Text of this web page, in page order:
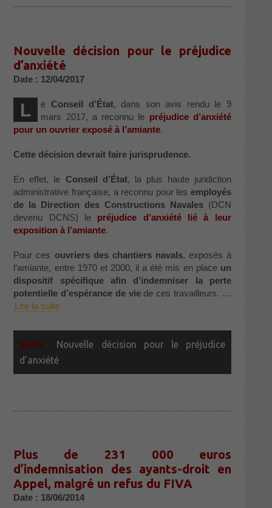
Nouvelle décision pour le préjudice
d’anxiété
Date : 12/04/2017
L e Conseil d’État, dans son avis rendu le 9
mars 2017, a reconnu le préjudice d’anxiété
pour un ouvrier exposé à l’amiante.
Cette décision devrait faire jurisprudence.
En effet, le Conseil d’État, la plus haute juridiction
administrative française, a reconnu pour les employés
de la Direction des Constructions Navales(DCN
devenu DCNS) le préjudice d’anxiété lié à leur
exposition à l’amiante.
Pour ces ouvriers des chantiers navals, exposés à
l’amiante, entre 1970 et 2000, il a été mis en place un
dispositif spécifique afin d’indemniser la perte
potentielle d’espérance de viede ces travailleurs. …
Lire la suite
Nouvelle décision pour le préjudice
d’anxiété
Plus de 231 000 euros
d’indemnisation des ayants-droit en
Appel, malgré un refus du FIVA
Date : 18/06/2014